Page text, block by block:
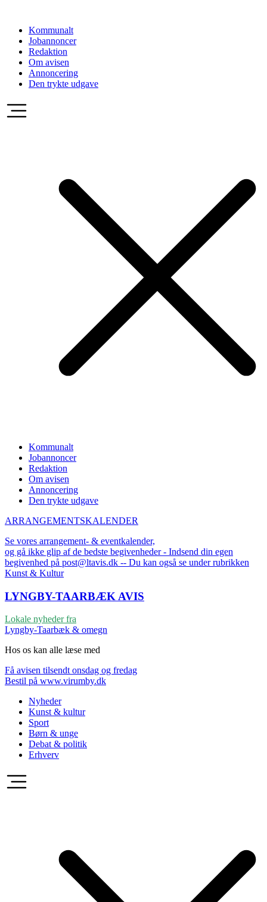
indholdKommunalt
Jobannoncer
Redaktion
Om avisen
Annoncering
Den trykte udgave
Kommunalt
Jobannoncer
Redaktion
Om avisen
Annoncering
Den trykte udgave
ARRANGEMENTSKALENDER
Se vores arrangement- & eventkalender,
og gå ikke glip af de bedste begivenheder - Indsend din egen
begivenhed på post@ltavis.dk -- Du kan også se under rubrikken
Kunst & Kultur
LYNGBY-TAARBÆK AVIS
Lokale nyheder fra
Lyngby-Taarbæk & omegn
Hos os kan alle læse med
Få avisen tilsendt onsdag og fredag
Bestil på www.virumby.dk
Nyheder
Kunst & kultur
Sport
Børn & unge
Debat & politik
Erhverv